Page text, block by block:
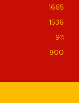
1665
1536
911
800